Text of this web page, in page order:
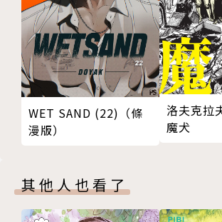
WET SAND (22)（條
漫版）
洛夫克拉
魔犬
其他人也看了